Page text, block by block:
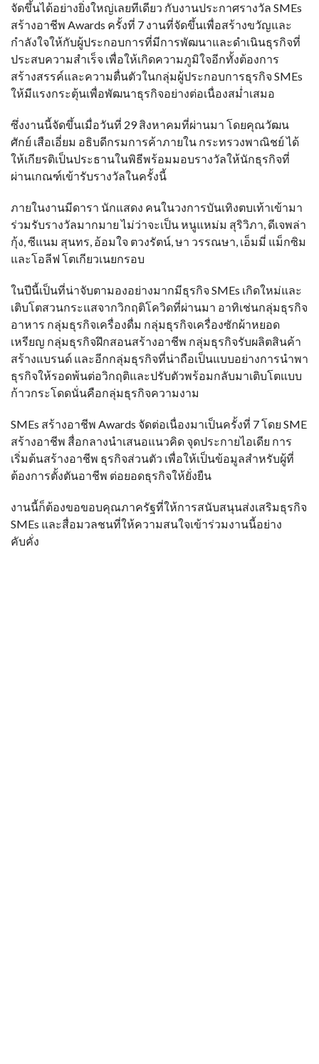
จัดขึ้นได้อย่างยิ่งใหญ่เลยทีเดียว กับงานประกาศรางวัล SMEs
สร้างอาชีพ Awards ครั้งที่ 7 งานที่จัดขึ้นเพื่อสร้างขวัญและ
กำลังใจให้กับผู้ประกอบการที่มีการพัฒนาและดำเนินธุรกิจที่
ประสบความสำเร็จ เพื่อให้เกิดความภูมิใจอีกทั้งต้องการ
สร้างสรรค์และความตื่นตัวในกลุ่มผู้ประกอบการธุรกิจ SMEs
ให้มีแรงกระตุ้นเพื่อพัฒนาธุรกิจอย่างต่อเนื่องสม่ำเสมอ
ซึ่งงานนี้จัดขึ้นเมื่อวันที่ 29 สิงหาคมที่ผ่านมา โดยคุณวัฒน
ศักย์ เสือเอี่ยม อธิบดีกรมการค้าภายใน กระทรวงพาณิชย์ ได้
ให้เกียรติเป็นประธานในพิธีพร้อมมอบรางวัลให้นักธุรกิจที่
ผ่านเกณฑ์เข้ารับรางวัลในครั้งนี้
ภายในงานมีดารา นักแสดง คนในวงการบันเทิงตบเท้าเข้ามา
ร่วมรับรางวัลมากมาย ไม่ว่าจะเป็น หนูแหม่ม สุริวิภา, ดีเจพล่า
กุ้ง, ซีแนม สุนทร, อ้อมใจ ตวงรัตน์, ษา วรรณษา, เอ็มมี่ แม็กซิม
และโอลีฟ โตเกียวเนยกรอบ
ในปีนี้เป็นที่น่าจับตามองอย่างมากมีธุรกิจ SMEs เกิดใหม่และ
เติบโตสวนกระแสจากวิกฤติโควิดที่ผ่านมา อาทิเช่นกลุ่มธุรกิจ
อาหาร กลุ่มธุรกิจเครื่องดื่ม กลุ่มธุรกิจเครื่องซักผ้าหยอด
เหรียญ กลุ่มธุรกิจฝึกสอนสร้างอาชีพ กลุ่มธุรกิจรับผลิตสินค้า
สร้างแบรนด์ และอีกกลุ่มธุรกิจที่น่าถือเป็นแบบอย่างการนำพา
ธุรกิจให้รอดพ้นต่อวิกฤติและปรับตัวพร้อมกลับมาเติบโตแบบ
ก้าวกระโดดนั่นคือกลุ่มธุรกิจความงาม
SMEs สร้างอาชีพ Awards จัดต่อเนื่องมาเป็นครั้งที่ 7 โดย SME
สร้างอาชีพ สื่อกลางนำเสนอแนวคิด จุดประกายไอเดีย การ
เริ่มต้นสร้างอาชีพ ธุรกิจส่วนตัว เพื่อให้เป็นข้อมูลสำหรับผู้ที่
ต้องการตั้งตันอาชีพ ต่อยอดธุรกิจให้ยั่งยืน
งานนี้ก็ต้องขอขอบคุณภาครัฐที่ให้การสนับสนุนส่งเสริมธุรกิจ
SMEs และสื่อมวลชนที่ให้ความสนใจเข้าร่วมงานนี้อย่าง
คับคั่ง